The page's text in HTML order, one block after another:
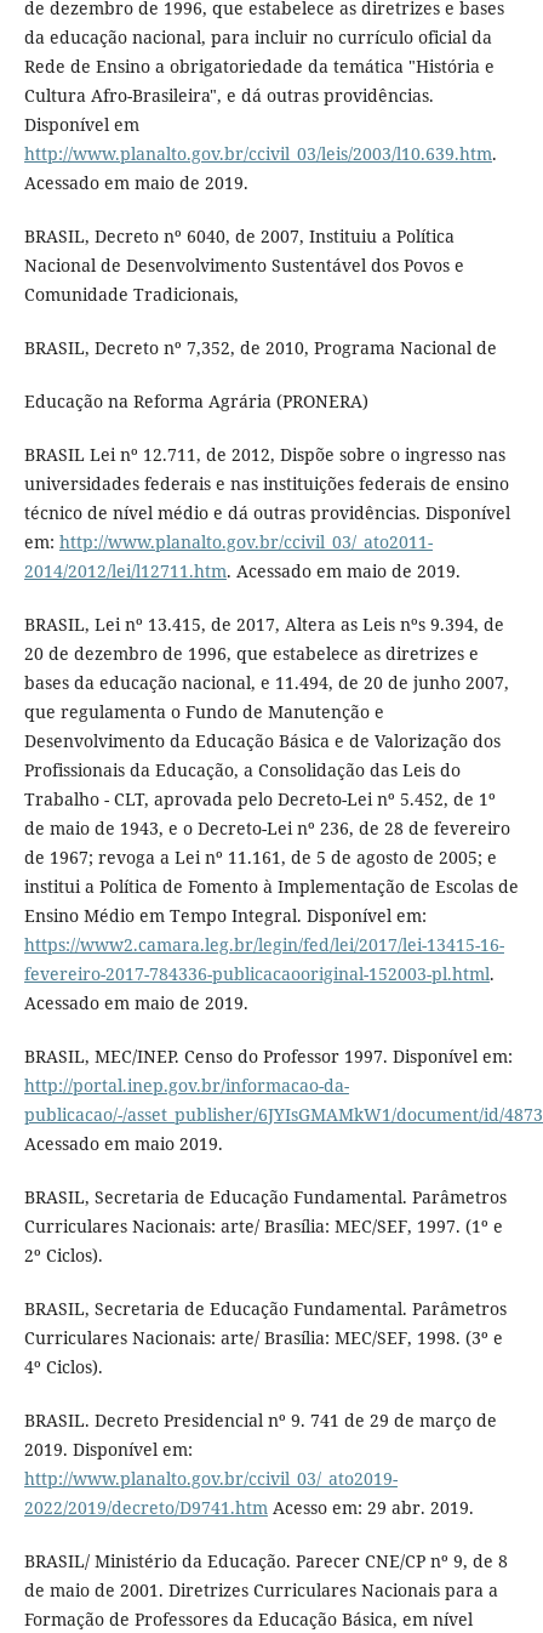
de dezembro de 1996, que estabelece as diretrizes e bases
da educação nacional, para incluir no currículo oficial da
Rede de Ensino a obrigatoriedade da temática "História e
Cultura Afro-Brasileira", e dá outras providências.
Disponível em
http://www.planalto.gov.br/ccivil_03/leis/2003/l10.639.htm.
Acessado em maio de 2019.
BRASIL, Decreto nº 6040, de 2007, Instituiu a Política
Nacional de Desenvolvimento Sustentável dos Povos e
Comunidade Tradicionais,
BRASIL, Decreto nº 7,352, de 2010, Programa Nacional de
Educação na Reforma Agrária (PRONERA)
BRASIL Lei nº 12.711, de 2012, Dispõe sobre o ingresso nas
universidades federais e nas instituições federais de ensino
técnico de nível médio e dá outras providências. Disponível
em: http://www.planalto.gov.br/ccivil_03/_ato2011-
2014/2012/lei/l12711.htm. Acessado em maio de 2019.
BRASIL, Lei nº 13.415, de 2017, Altera as Leis nºs 9.394, de
20 de dezembro de 1996, que estabelece as diretrizes e
bases da educação nacional, e 11.494, de 20 de junho 2007,
que regulamenta o Fundo de Manutenção e
Desenvolvimento da Educação Básica e de Valorização dos
Profissionais da Educação, a Consolidação das Leis do
Trabalho - CLT, aprovada pelo Decreto-Lei nº 5.452, de 1º
de maio de 1943, e o Decreto-Lei nº 236, de 28 de fevereiro
de 1967; revoga a Lei nº 11.161, de 5 de agosto de 2005; e
institui a Política de Fomento à Implementação de Escolas de
Ensino Médio em Tempo Integral. Disponível em:
https://www2.camara.leg.br/legin/fed/lei/2017/lei-13415-16-
fevereiro-2017-784336-publicacaooriginal-152003-pl.html.
Acessado em maio de 2019.
BRASIL, MEC/INEP. Censo do Professor 1997. Disponível em:
http://portal.inep.gov.br/informacao-da-
publicacao/-/asset_publisher/6JYIsGMAMkW1/document/id/
Acessado em maio 2019.
BRASIL, Secretaria de Educação Fundamental. Parâmetros
Curriculares Nacionais: arte/ Brasília: MEC/SEF, 1997. (1º e
2º Ciclos).
BRASIL, Secretaria de Educação Fundamental. Parâmetros
Curriculares Nacionais: arte/ Brasília: MEC/SEF, 1998. (3º e
4º Ciclos).
BRASIL. Decreto Presidencial nº 9. 741 de 29 de março de
2019. Disponível em:
http://www.planalto.gov.br/ccivil_03/_ato2019-
2022/2019/decreto/D9741.htmAcesso em: 29 abr. 2019.
BRASIL/ Ministério da Educação. Parecer CNE/CP nº 9, de 8
de maio de 2001. Diretrizes Curriculares Nacionais para a
Formação de Professores da Educação Básica, em nível